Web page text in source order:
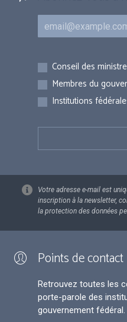
Courriel
Inscriptions
Conseil des
Membres du
Institutions
Votre adresse e-mail est
inscription à la newsletter,
la protection des données
Points de contact
Retrouvez toutes les
porte-parole des
gouvernement fédéral.